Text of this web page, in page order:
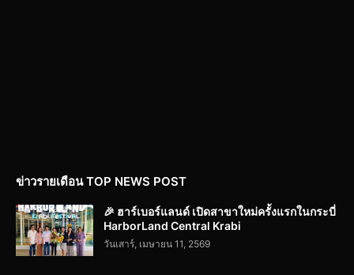
ข่าวรายเดือน TOP NEWS POST
🎉 ฮาร์เบอร์แลนด์ เปิดสาขาใหม่ครั้งแรกในกระบี่
HarborLand Central Krabi
วันเสาร์, เมษายน 11, 2569